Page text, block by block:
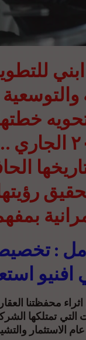
خلال عام
:
محفظتنا
تمتلكها